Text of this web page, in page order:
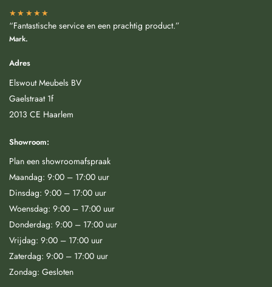
★★★★★
“Fantastische service en een prachtig product.”
Mark.
Adres
Elswout Meubels BV
Gaelstraat 1f
2013 CE Haarlem
Showroom:
Plan een showroomafspraak
Maandag: 9:00 – 17:00 uur
Dinsdag: 9:00 – 17:00 uur
Woensdag: 9:00 – 17:00 uur
Donderdag: 9:00 – 17:00 uur
Vrijdag: 9:00 – 17:00 uur
Zaterdag: 9:00 – 17:00 uur
Zondag: Gesloten